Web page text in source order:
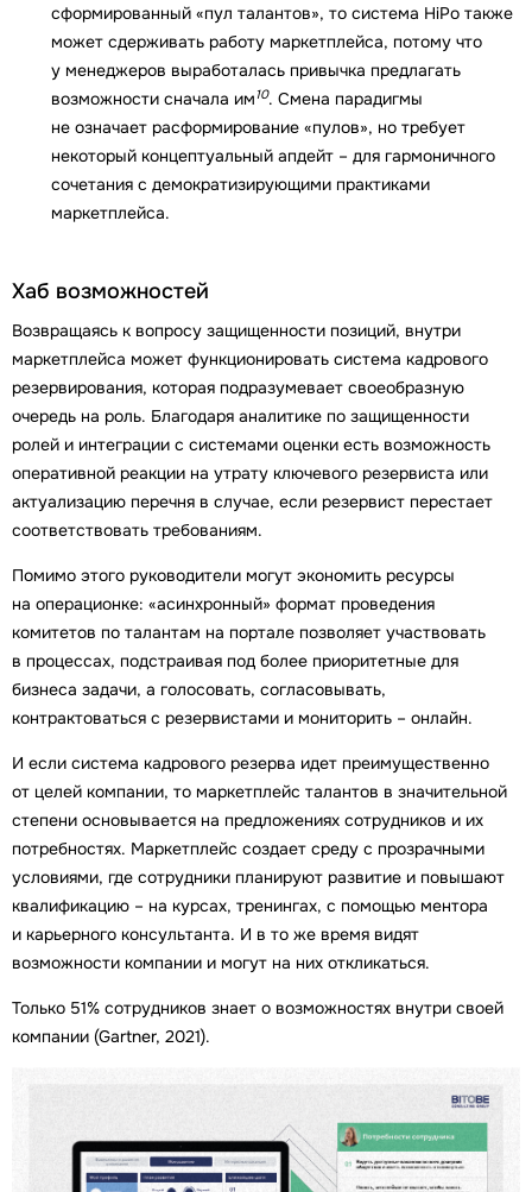
сформированный «пул талантов», то система HiPo также
может сдерживать работу маркетплейса, потому что
у менеджеров выработалась привычка предлагать
возможности сначала им10. Смена парадигмы
не означает расформирование «пулов», но требует
некоторый концептуальный апдейт – для гармоничного
сочетания с демократизирующими практиками
маркетплейса.
Хаб возможностей
Возвращаясь к вопросу защищенности позиций, внутри
маркетплейса может функционировать система кадрового
резервирования, которая подразумевает своеобразную
очередь на роль. Благодаря аналитике по защищенности
ролей и интеграции с системами оценки есть возможность
оперативной реакции на утрату ключевого резервиста или
актуализацию перечня в случае, если резервист перестает
соответствовать требованиям.
Помимо этого руководители могут экономить ресурсы
на операционке: «асинхронный» формат проведения
комитетов по талантам на портале позволяет участвовать
в процессах, подстраивая под более приоритетные для
бизнеса задачи, а голосовать, согласовывать,
контрактоваться с резервистами и мониторить – онлайн.
И если система кадрового резерва идет преимущественно
от целей компании, то маркетплейс талантов в значительной
степени основывается на предложениях сотрудников и их
потребностях. Маркетплейс создает среду с прозрачными
условиями, где сотрудники планируют развитие и повышают
квалификацию – на курсах, тренингах, с помощью ментора
и карьерного консультанта. И в то же время видят
возможности компании и могут на них откликаться.
Только 51% сотрудников знает о возможностях внутри своей
компании (Gartner, 2021).